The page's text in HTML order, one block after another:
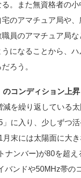
。また無資格者の
のアマチュア局や
員のアマチュア局
になることから、ハ
ろう。
コンディション上昇
減を繰り返している
に入り、少しずつ
末には太陽面に大き
ナンバー)が80を超え
バンドや50MHz帯の